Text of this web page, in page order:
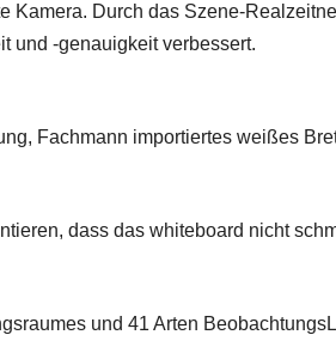
Kamera. Durch das Szene-
und -genauigkeit verbessert.
Fachmann importiertes weißes
dass das whiteboard nicht
und 41 Arten